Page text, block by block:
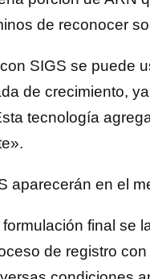
de reconocer
SIGS se puede
de crecimiento,
tecnología
aparecerán en el
final se
de registro